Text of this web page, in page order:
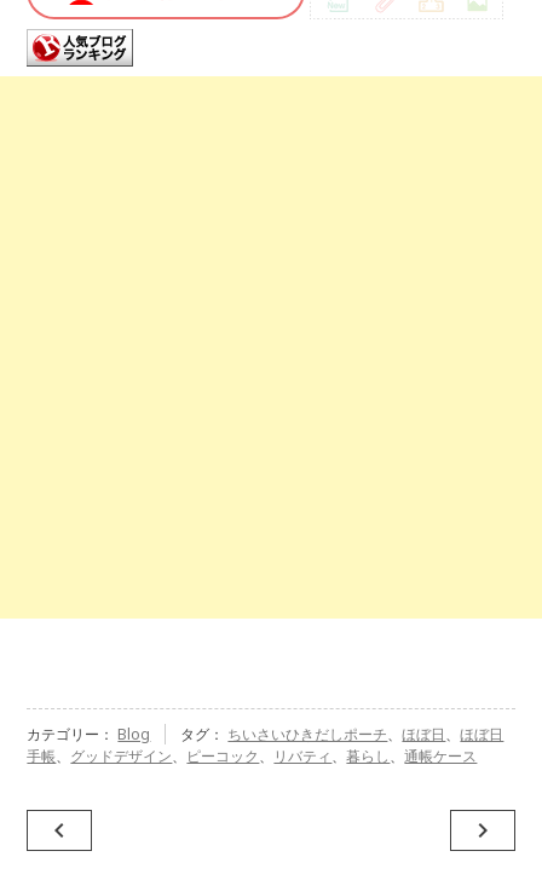
カテゴリー： Blog タグ： ちいさいひきだしポーチ、ほぼ日、ほぼ日
手帳、 グッドデザイン、 ピーコック、 リバティ、暮らし、通帳ケース
投
稿
navigate_before navigate_next